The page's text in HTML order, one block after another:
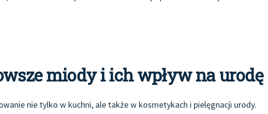
miody i ich wpływ na urodę
nie tylko w kuchni, ale także w kosmetykach i pielęgnacji urody.